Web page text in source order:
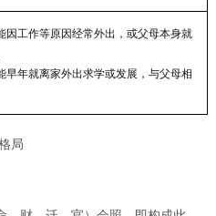
因工作等原因经常外出，或父母本身就
早年就离家外出求学或发展，与父母相
局